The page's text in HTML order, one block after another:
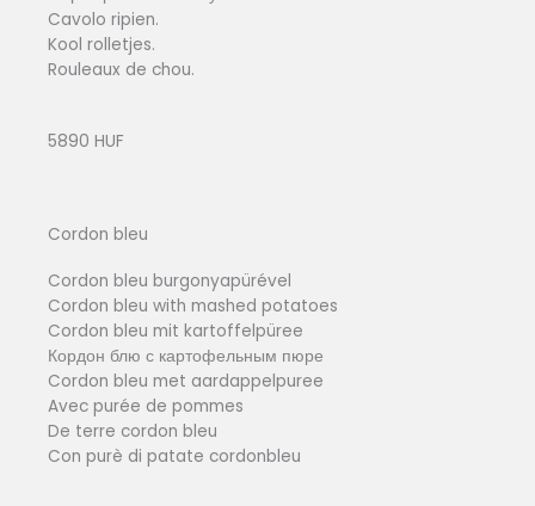
Cavolo ripien.
Kool rolletjes.
Rouleaux de chou.
5890 HUF
Cordon bleu
Cordon bleu burgonyapürével
Cordon bleu with mashed potatoes
Cordon bleu mit kartoffelpüree
Кордон блю с картофельным пюре
Cordon bleu met aardappelpuree
Avec purée de pommes
De terre cordon bleu
Con purè di patate cordonbleu